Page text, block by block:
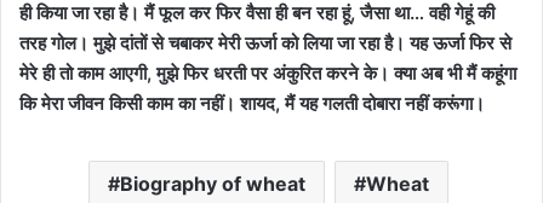
ही किया जा रहा है। मैं फूल कर फिर वैसा ही बन रहा हूं, जैसा था… वही गेहूं की
तरह गोल। मुझे दांतों से चबाकर मेरी ऊर्जा को लिया जा रहा है। यह ऊर्जा फिर से
मेरे ही तो काम आएगी, मुझे फिर धरती पर अंकुरित करने के। क्या अब भी मैं कहूंगा
कि मेरा जीवन किसी काम का नहीं। शायद, मैं यह गलती दोबारा नहीं करूंगा।
Biography of wheat Wheat